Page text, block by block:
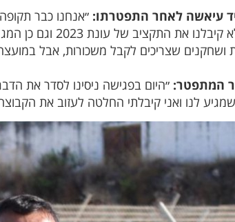
עיאשה לאחר התפטרתו: ״אנחנו כבר
איתנו. עד היום
ושחקנים שצריכים לקבל משכורות, אבל
המתפטר: ״היום בפגישה ניסינו לסדר את
לנו ואני קיבלתי החלטה לעזוב את